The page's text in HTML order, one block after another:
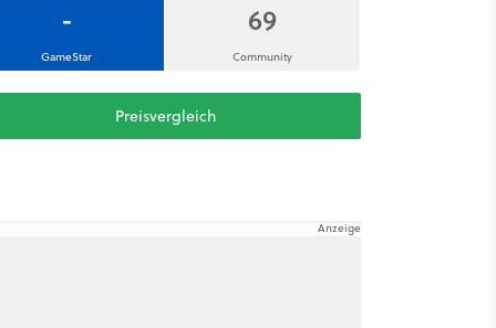
-
GameStar
69
Community
Preisvergleich